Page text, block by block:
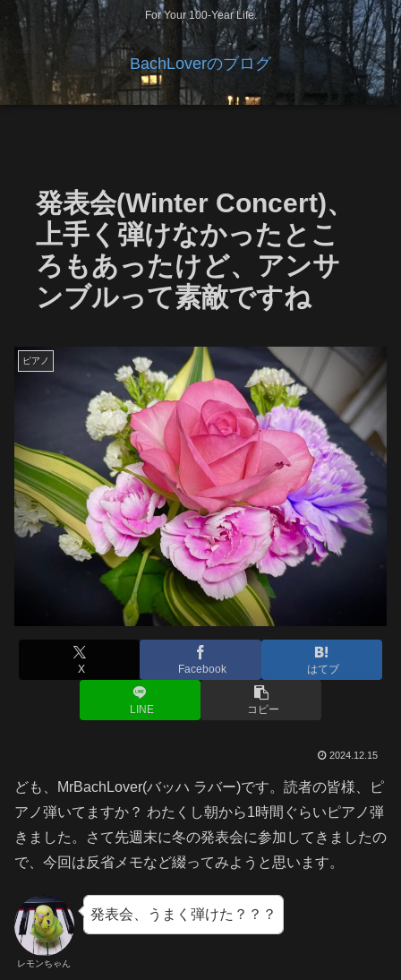
For Your 100-Year Life.
BachLoverのブログ
発表会(Winter Concert)、
上手く弾けなかったとこ
ろもあったけど、アンサ
ンブルって素敵ですね
ピアノ
X Facebook はてブ
LINE コピー
2024.12.15
ども、MrBachLover(バッハ ラバー)です。読者の皆様、ピ
アノ弾いてますか？ わたくし朝から1時間ぐらいピアノ弾
きました。さて先週末に冬の発表会に参加してきましたの
で、今回は反省メモなど綴ってみようと思います。
レモンちゃん
発表会、うまく弾けた？？？